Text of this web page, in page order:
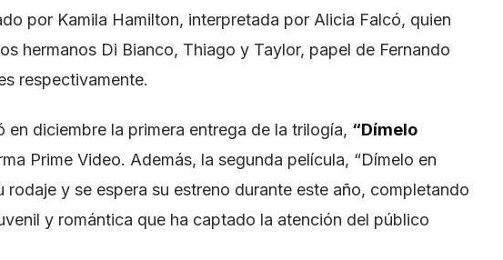
por Kamila Hamilton, interpretada por Alicia Falcó, quien
hermanos Di Bianco, Thiago y Taylor, papel de Fernando
respectivamente.
en diciembre la primera entrega de la trilogía, “Dímelo
Prime Video. Además, la segunda película, “Dímelo en
rodaje y se espera su estreno durante este año, completando
y romántica que ha captado la atención del público